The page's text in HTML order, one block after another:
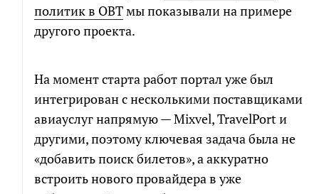
политик в OBTмы показывали на примере
другого проекта.
На момент старта работ портал уже был
интегрирован с несколькими поставщиками
авиауслуг напрямую — Mixvel, TravelPort и
другими, поэтому ключевая задача была не
«добавить поиск билетов», а аккуратно
встроить нового провайдера в уже